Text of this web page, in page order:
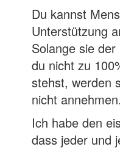
Du kannst
Unterstützung
Solange sie
du nicht zu
stehst, werden
nicht annehmen.
Ich habe den
dass jeder und